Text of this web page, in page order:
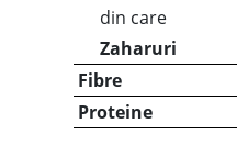
din care
Zaharuri
Fibre
Proteine